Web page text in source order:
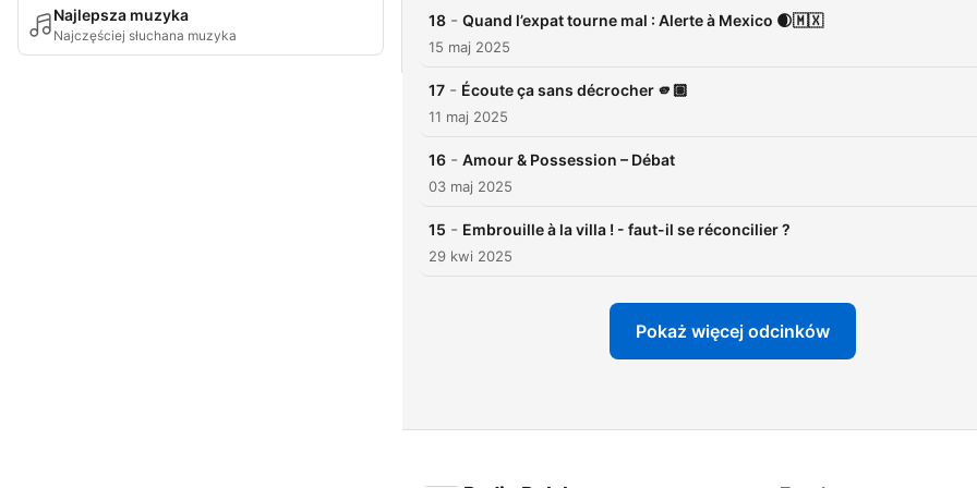
Najlepsza muzyka
Najczęściej słuchana muzyka
pas seul.e. Prends soin de
18 - Quand l’expat tourne mal : Alerte à Mexico 🌒🇲🇽
15 maj 2025
17 - Écoute ça sans décrocher 🫵🏽
11 maj 2025
16 - Amour & Possession – Débat
03 maj 2025
15 - Embrouille à la villa ! - faut-il se réconcilier ?
29 kwi 2025
Pokaż więcej odcinków